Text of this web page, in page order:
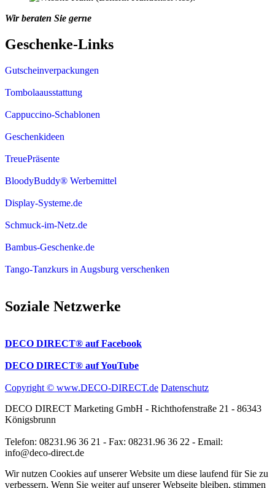
Wir beraten Sie gerne
Geschenke-Links
Gutscheinverpackungen
Tombolaausstattung
Cappuccino-Schablonen
Geschenkideen
TreuePräsente
BloodyBuddy® Werbemittel
Display-Systeme.de
Schmuck-im-Netz.de
Bambus-Geschenke.de
Tango-Tanzkurs in Augsburg verschenken
Soziale Netzwerke
DECO DIRECT® auf Facebook
DECO DIRECT® auf YouTube
Copyright © www.DECO-DIRECT.de Datenschutz
DECO DIRECT Marketing GmbH - Richthofenstraße 21 - 86343
Königsbrunn
Telefon: 08231.96 36 21 - Fax: 08231.96 36 22 - Email:
info@deco-direct.de
Wir nutzen Cookies auf unserer Website um diese laufend für Sie zu
verbessern. Wenn Sie weiter auf unserer Webseite bleiben, stimmen